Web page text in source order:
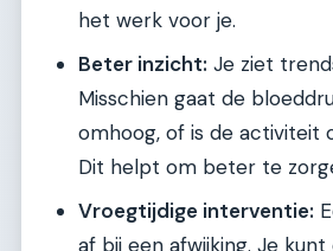
het werk voor je.
Beter inzicht: Je ziet
Misschien gaat de
omhoog, of is de activiteit
Dit helpt om beter te
Vroegtijdige interventie:
af bij een afwijking. Je